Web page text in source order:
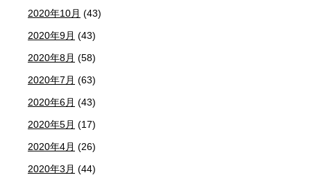
2020年10月 (43)
2020年9月 (43)
2020年8月 (58)
2020年7月 (63)
2020年6月 (43)
2020年5月 (17)
2020年4月 (26)
2020年3月 (44)